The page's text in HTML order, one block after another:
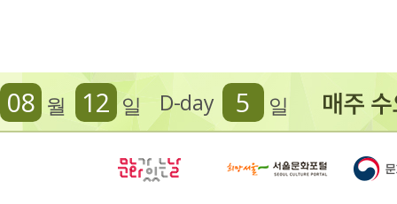
D-day 5 일
08 월 12 일